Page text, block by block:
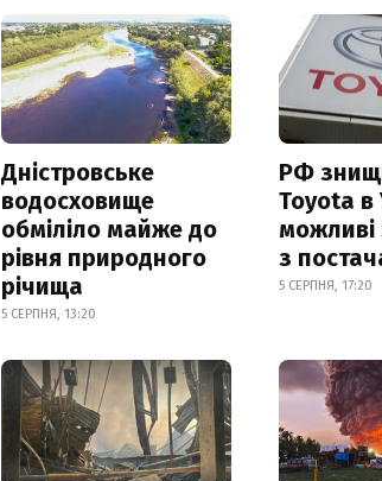
Дністровське
водосховище
обміліло майже до
рівня природного
річища
5 СЕРПНЯ, 13:20
РФ
Toyota в
з
5 СЕРПНЯ, 17:20